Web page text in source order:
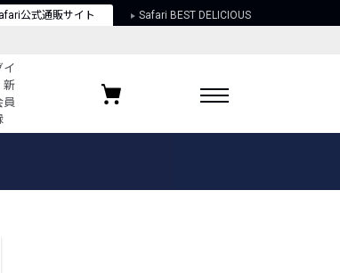
公式通販サイト Safari BEST DELICIOUS
イ
新
員
お気に入りブランド